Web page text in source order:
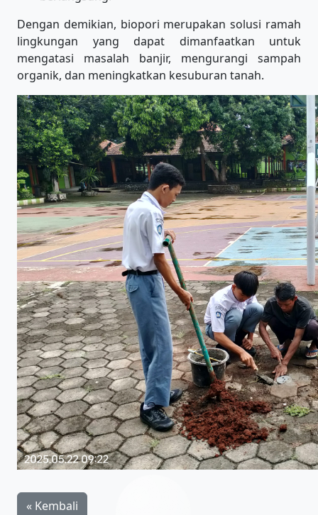
Dengan demikian, biopori merupakan solusi ramah
lingkungan yang dapat dimanfaatkan untuk
mengatasi masalah banjir, mengurangi sampah
organik, dan meningkatkan kesuburan tanah.
« Kembali